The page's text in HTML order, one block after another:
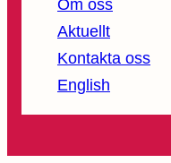
Om oss
Aktuellt
Kontakta oss
English